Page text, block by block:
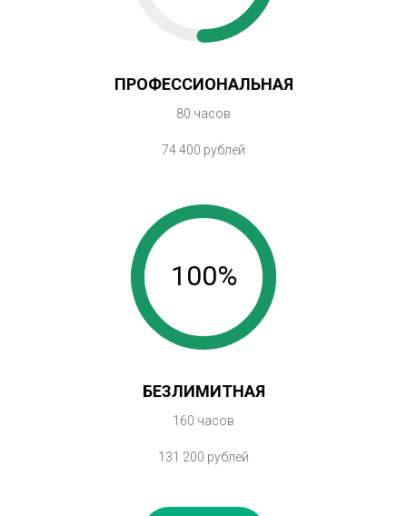
ПРОФЕССИОНАЛЬНАЯ
80 часов
74 400 рублей
100%
БЕЗЛИМИТНАЯ
160 часов
131 200 рублей